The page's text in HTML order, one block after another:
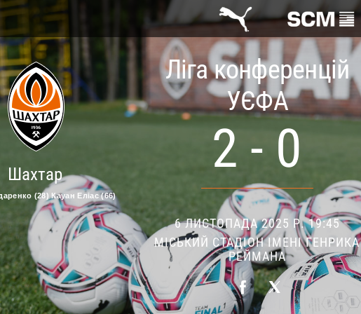
Шахтар
(28) Кауан Еліас (66)
Ліга конференцій
УЄФА
2 - 0
6 ЛИСТОПАДА 2025 Р. 19:45
МІСЬКИЙ СТАДІОН ІМЕНІ ГЕНРИКА
РЕЙМАНА